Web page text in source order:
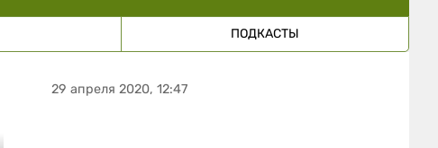
ПОДКАСТЫ
29 апреля 2020, 12:47